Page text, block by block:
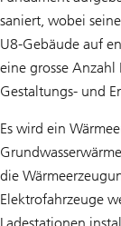
saniert, wobei
U8-Gebäude auf
eine grosse
Gestaltungs- und
Es wird ein
die
Elektrofahrzeuge